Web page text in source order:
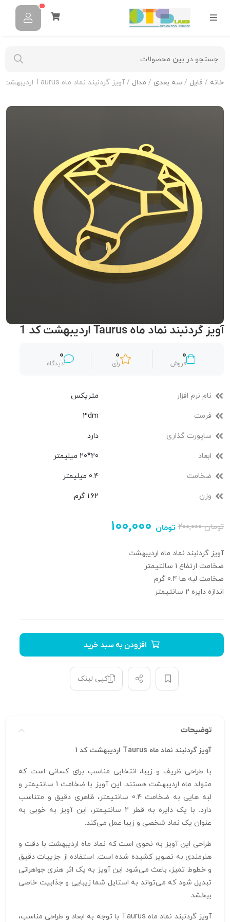
خانه / فایل / سه بعدی / مدال / آویز گردنبند نماد ماه Taurus اردیبهشت کد 1
آویز گردنبند نماد ماه Taurus اردیبهشت کد 1
0
فروش
0
رأی
0
دیدگاه
نام نرم افزار متریکس
فرمت 3dm
ساپورت گذاری دارد
ابعاد 20*20 میلیمتر
ضخامت 0.4 میلیمتر
وزن 1.62 گرم
۲۰۰,۰۰۰تومان ۱۰۰,۰۰۰ تومان
آویز گردنبند نماد ماه اردیبهشت
ضخامت ارتفاع 1 سانتیمتر
ضخامت لبه ها 0.4 گرم
اندازه دایره 2 سانتیمتر
افزودن به سبد خرید
کپی لینک
توضیحات
آویز گردنبند نماد ماه Taurus اردیبهشت کد 1
با طراحی ظریف و زیبا، انتخابی مناسب برای کسانی است که
متولد ماه اردیبهشت هستند. این آویز با ضخامت 1 سانتیمتر و
لبه‌ هایی به ضخامت 0.4 سانتیمتر، ظاهری دقیق و متناسب
دارد. با یک دایره به قطر 2 سانتیمتر، این آویز به‌ خوبی به
عنوان یک نماد شخصی و زیبا عمل می‌کند.
طراحی این آویز به نحوی است که نماد ماه اردیبهشت با دقت و
هنرمندی به تصویر کشیده شده است. استفاده از جزییات دقیق
و خطوط تمیز، باعث می‌شود این آویز به یک اثر هنری جواهراتی
تبدیل شود که می‌تواند به استایل شما زیبایی و جذابیت خاصی
ببخشد.
آویز گردنبند نماد ماه Taurus با توجه به ابعاد و طراحی مناسب،